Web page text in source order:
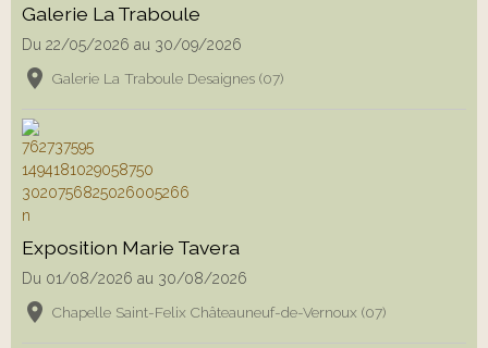
Galerie La Traboule
Du 22/05/2026 au 30/09/2026
Galerie La Traboule Desaignes (07)
Exposition Marie Tavera
Du 01/08/2026 au 30/08/2026
Chapelle Saint-Felix Châteauneuf-de-Vernoux (07)